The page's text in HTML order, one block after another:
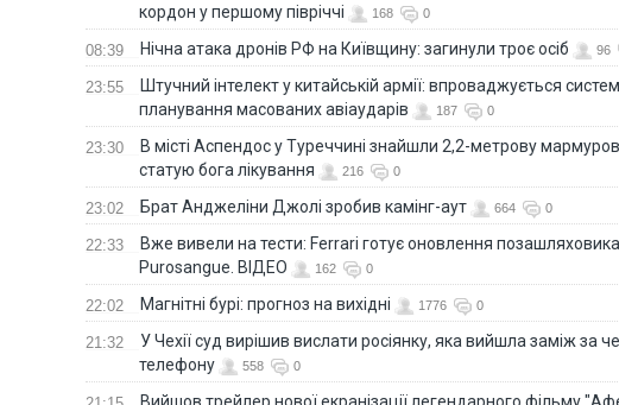
кордон у першому півріччі
168 0
08:39 Нічна атака дронів РФ на Київщину: загинули троє осіб 96
23:55
Штучний інтелект у китайській армії: впроваджується
планування масованих авіаударів
187 0
23:30
В місті Аспендос у Туреччині знайшли 2,2-метрову
статую бога лікування
216 0
23:02 Брат Анджеліни Джолі зробив камінг-аут 664 0
22:33
Вже вивели на тести: Ferrari готує оновлення позашляховика
Purosangue. ВІДЕО
162 0
22:02 Магнітні бурі: прогноз на вихідні 1776 0
21:32
У Чехії суд вирішив вислати росіянку, яка вийшла заміж за
телефону
558 0